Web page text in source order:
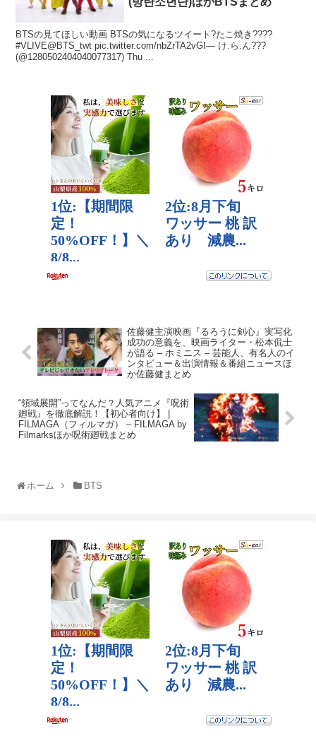
BTSの見てほしい動画 BTSの気になるツイート?たこ焼き????
#VLIVE@BTS_twt pic.twitter.com/nbZrTA2vGI— け.ら.ん???
(@1280502404040077317) Thu ...
佐藤健主演映画『るろうに剣心』実写化
成功の意義を、映画ライター・松本侃士
が語る – ホミニス – 芸能人、有名人のイ
ンタビュー＆出演情報＆番組ニュースほ
か佐藤健まとめ
“領域展開”ってなんだ？人気アニメ『呪術
廻戦』を徹底解説！【初心者向け】 |
FILMAGA（フィルマガ） – FILMAGA by
Filmarksほか呪術廻戦まとめ
ホーム BTS